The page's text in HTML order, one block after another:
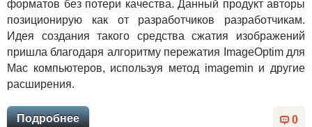
форматов без потери качества. Данный продукт авторы
позиционирую как от разработчиков разработчикам.
Идея создания такого средства сжатия изображений
пришла благодаря алгоритму пережатия ImageOptim для
Mac компьютеров, используя метод imagemin и другие
расширения.
0
Подробнее